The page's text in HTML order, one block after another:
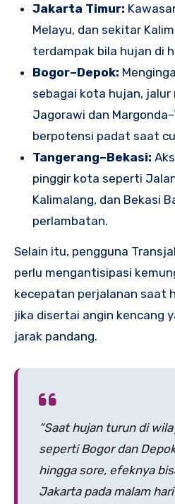
Jakarta Timur:
Melayu, dan sekitar
terdampak bila hujan di
Bogor–Depok:
sebagai kota hujan,
Jagorawi dan
berpotensi padat saat
Tangerang–Bekasi:
pinggir kota seperti
Kalimalang, dan Bekasi
perlambatan.
Selain itu, pengguna
perlu mengantisipasi
kecepatan perjalanan saat
jika disertai angin kencang
jarak pandang.
“Saat hujan turun di
seperti Bogor dan
hingga sore, efeknya
Jakarta pada malam